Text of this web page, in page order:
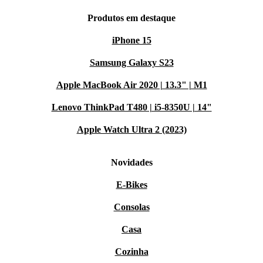
Produtos em destaque
iPhone 15
Samsung Galaxy S23
Apple MacBook Air 2020 | 13.3" | M1
Lenovo ThinkPad T480 | i5-8350U | 14"
Apple Watch Ultra 2 (2023)
Novidades
E-Bikes
Consolas
Casa
Cozinha